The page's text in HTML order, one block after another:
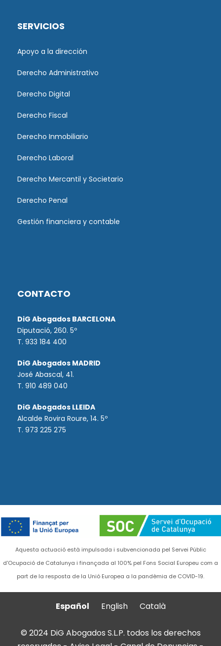
SERVICIOS
Apoyo a la dirección
Derecho Administrativo
Derecho Digital
Derecho Fiscal
Derecho Inmobiliario
Derecho Laboral
Derecho Mercantil y Societario
Derecho Penal
Gestión financiera y contable
CONTACTO
DiG Abogados BARCELONA
Diputació, 260. 5º
T. 933 184 400
DiG Abogados MADRID
José Abascal, 41.
T. 910 489 040
DiG Abogados LLEIDA
Alcalde Rovira Roure, 14. 5º
T. 973 225 275
Aquesta actuació està impulsada i subvencionada pel Servei Públic
d'Ocupació de Catalunya i finançada al 100% pel Fons Social Europeu com a
part de la resposta de la Unió Europea a la pandèmia de COVID-19.
Español English Català
© 2024 DiG Abogados S.L.P. todos los derechos